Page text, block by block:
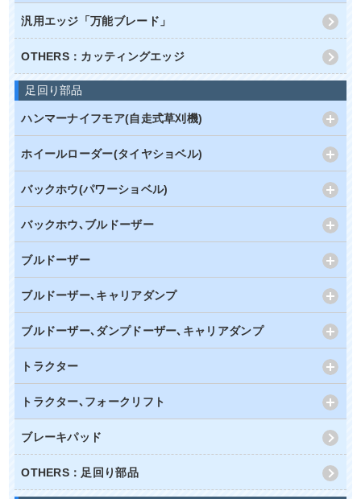
汎用エッジ「万能ブレード」
OTHERS：カッティングエッジ
足回り部品
ハンマーナイフモア(自走式草刈機)
ホイールローダー(タイヤショベル)
バックホウ(パワーショベル)
バックホウ､ブルドーザー
ブルドーザー
ブルドーザー､キャリアダンプ
ブルドーザー､ダンプドーザー､キャリアダンプ
トラクター
トラクター､フォークリフト
ブレーキパッド
OTHERS：足回り部品